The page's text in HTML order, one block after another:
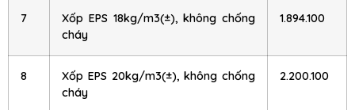
7
Xốp EPS 18kg/m3(±), không chống
cháy
1.894.100
8
Xốp EPS 20kg/m3(±), không chống
cháy
2.200.100